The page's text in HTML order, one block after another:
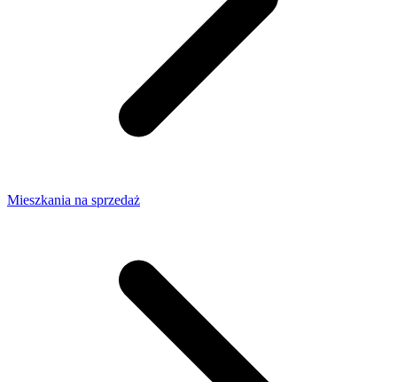
Mieszkania na sprzedaż